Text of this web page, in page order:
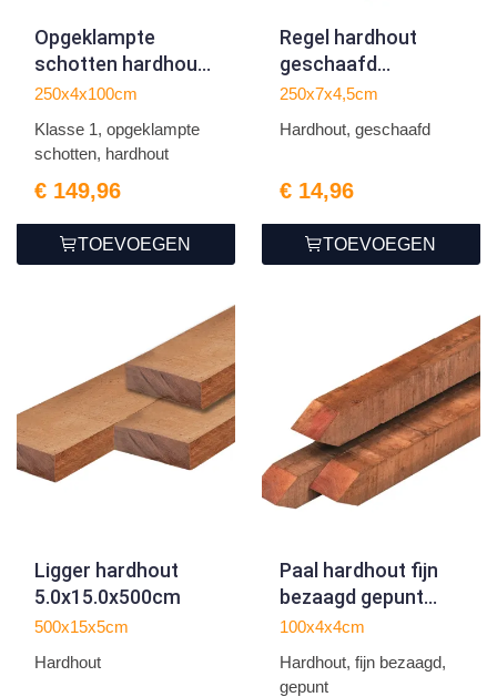
Opgeklampte
schotten hardhout
klasse 1 40mm
250x4x100cm
Klasse 1, opgeklampte
schotten, hardhout
€ 149,96
TOEVOEGEN
Regel hardhout
geschaafd
4.5x7.0x250cm
250x7x4,5cm
Hardhout, geschaafd
€ 14,96
TOEVOEGEN
Ligger hardhout
5.0x15.0x500cm
500x15x5cm
Hardhout
Paal hardhout fijn
bezaagd gepunt
4.0x4.0x100cm
100x4x4cm
Hardhout, fijn bezaagd,
gepunt